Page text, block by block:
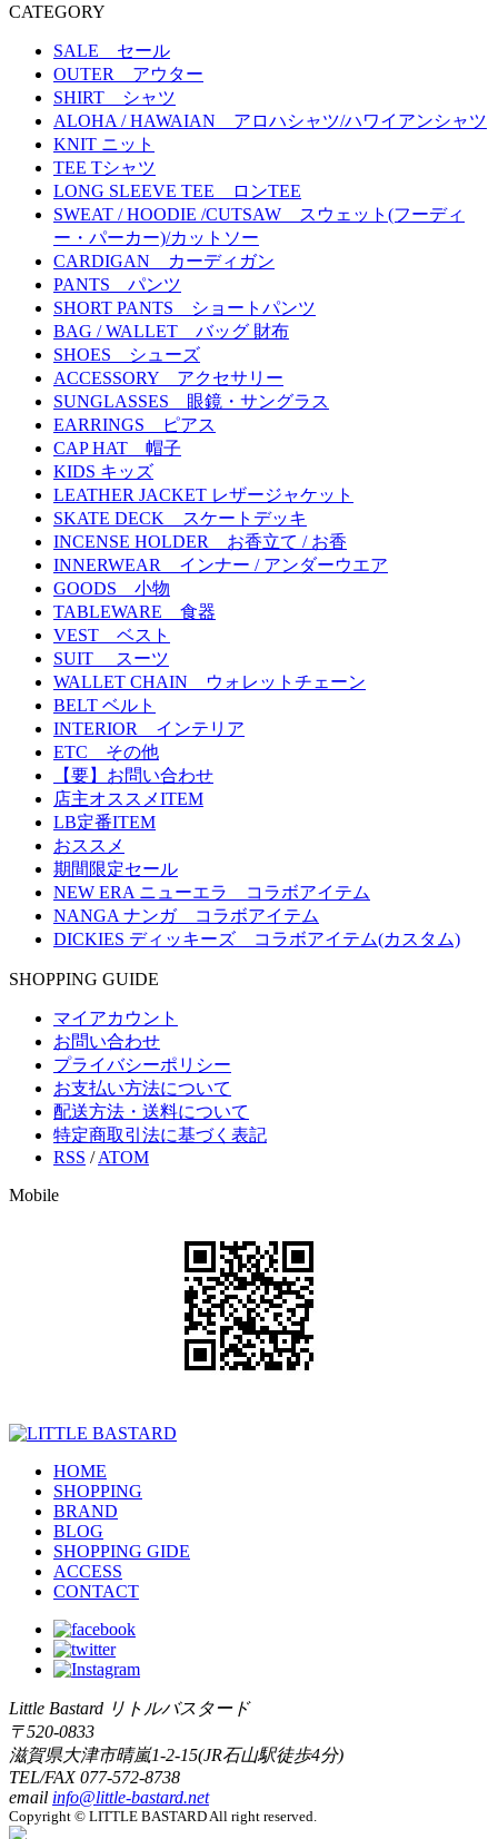
CATEGORY
SALE セール
OUTER アウター
SHIRT シャツ
ALOHA / HAWAIAN アロハシャツ/ハワイアンシャツ
KNIT ニット
TEE Tシャツ
LONG SLEEVE TEE ロンTEE
SWEAT / HOODIE /CUTSAW スウェット(フーディ
ー・パーカー)/カットソー
CARDIGAN カーディガン
PANTS パンツ
SHORT PANTS ショートパンツ
BAG / WALLET バッグ 財布
SHOES シューズ
ACCESSORY アクセサリー
SUNGLASSES 眼鏡・サングラス
EARRINGS ピアス
CAP HAT 帽子
KIDS キッズ
LEATHER JACKET レザージャケット
SKATE DECK スケートデッキ
INCENSE HOLDER お香立て / お香
INNERWEAR インナー / アンダーウエア
GOODS 小物
TABLEWARE 食器
VEST ベスト
SUIT スーツ
WALLET CHAIN ウォレットチェーン
BELT ベルト
INTERIOR インテリア
ETC その他
【要】お問い合わせ
店主オススメITEM
LB定番ITEM
おススメ
期間限定セール
NEW ERA ニューエラ コラボアイテム
NANGA ナンガ コラボアイテム
DICKIES ディッキーズ コラボアイテム(カスタム)
SHOPPING GUIDE
マイアカウント
お問い合わせ
プライバシーポリシー
お支払い方法について
配送方法・送料について
特定商取引法に基づく表記
RSS /ATOM
Mobile
HOME
SHOPPING
BRAND
BLOG
SHOPPING GIDE
ACCESS
CONTACT
Little Bastard リトルバスタード
〒520-0833
滋賀県大津市晴嵐1-2-15(JR石山駅徒歩4分)
TEL/FAX077-572-8738
email info@little-bastard.net
Copyright © LITTLE BASTARD All right reserved.